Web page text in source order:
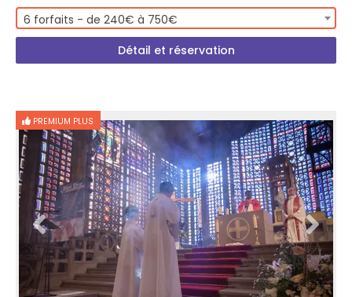
6 forfaits - de 240€ à 750€
Détail et réservation
PREMIUM PLUS